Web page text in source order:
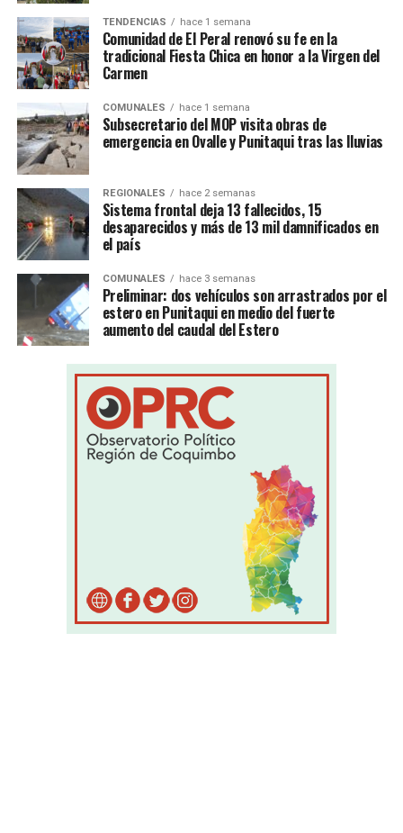
TENDENCIAS hace 1 semana
Comunidad de El Peral renovó su fe en la
tradicional Fiesta Chica en honor a la Virgen del
Carmen
COMUNALES hace 1 semana
Subsecretario del MOP visita obras de
emergencia en Ovalle y Punitaqui tras las lluvias
REGIONALES hace 2 semanas
Sistema frontal deja 13 fallecidos, 15
desaparecidos y más de 13 mil damnificados en
el país
COMUNALES hace 3 semanas
Preliminar: dos vehículos son arrastrados por el
estero en Punitaqui en medio del fuerte
aumento del caudal del Estero